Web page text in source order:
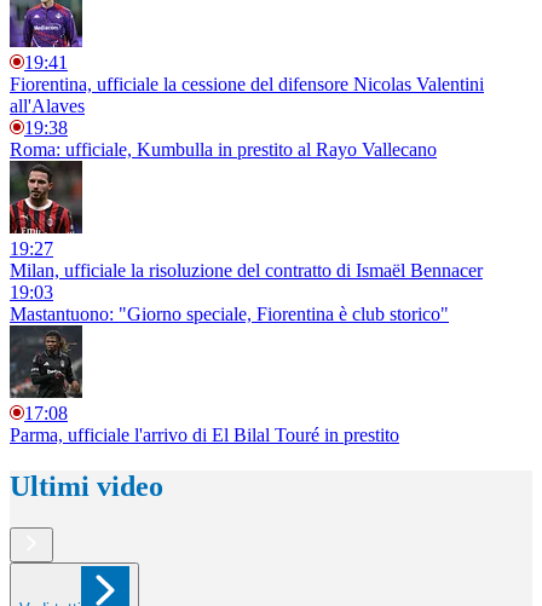
19:41
Fiorentina, ufficiale la cessione del difensore Nicolas Valentini
all'Alaves
19:38
Roma: ufficiale, Kumbulla in prestito al Rayo Vallecano
19:27
Milan, ufficiale la risoluzione del contratto di Ismaël Bennacer
19:03
Mastantuono: "Giorno speciale, Fiorentina è club storico"
17:08
Parma, ufficiale l'arrivo di El Bilal Touré in prestito
Ultimi video